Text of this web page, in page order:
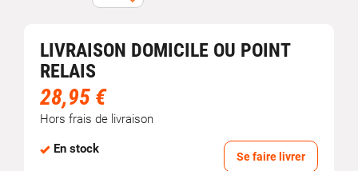
LIVRAISON DOMICILE OU POINT
RELAIS
28,95 €
Hors frais de livraison
En stock
Se faire livrer